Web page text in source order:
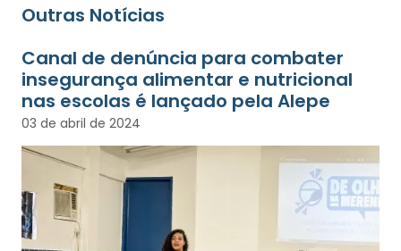
Outras Notícias
Canal de denúncia para combater
insegurança alimentar e nutricional
nas escolas é lançado pela Alepe
03 de abril de 2024